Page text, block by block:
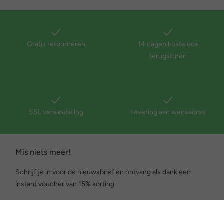
Gratis retourneren
14 dagen kosteloos
terugsturen
SSL versleuteling Levering aan wensadres
Mis niets meer!
Schrijf je in voor de nieuwsbrief en ontvang als dank een
instant voucher van 15% korting.